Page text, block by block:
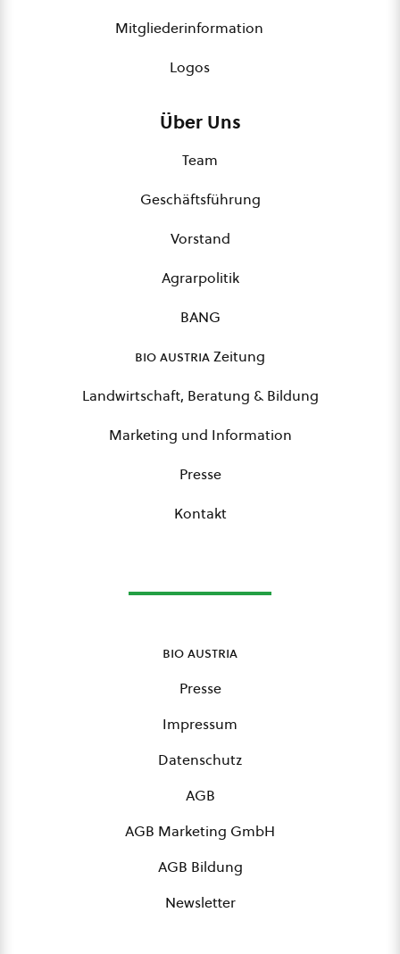
Mitgliederinformation
Logos
Über Uns
Team
Geschäftsführung
Vorstand
Agrarpolitik
BANG
bio austriaZeitung
Landwirtschaft, Beratung & Bildung
Marketing und Information
Presse
Kontakt
bio austria
Presse
Impressum
Datenschutz
AGB
AGB Marketing GmbH
AGB Bildung
Newsletter